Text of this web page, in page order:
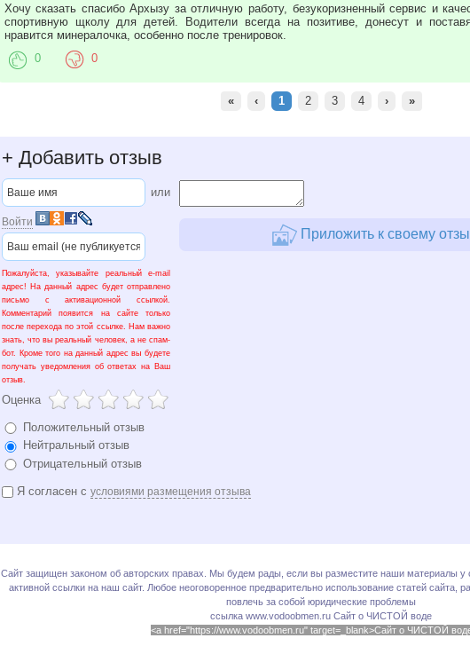
Хочу сказать спасибо Архызу за отличную работу, безукоризненный сервис и
спортивную щколу для детей. Водители всегда на позитиве, донесут и
нравится минералочка, особенно после тренировок.
0 0
« ‹ 1 2 3 4 › »
+ Добавить отзыв
или
Войти
Пожалуйста, указывайте реальный e-mail
адрес! На данный адрес будет отправлено
письмо с активационной ссылкой.
Комментарий появится на сайте только
после перехода по этой ссылке. Нам важно
знать, что вы реальный человек, а не спам-
бот. Кроме того на данный адрес вы будете
получать уведомления об ответах на Ваш
отзыв.
Оценка
Положительный отзыв
Нейтральный отзыв
Отрицательный отзыв
Приложить к своему
Я согласен с условиями размещения отзыва
Сайт защищен законом об авторских правах. Мы будем рады, если вы разместите наши материалы у
активной ссылки на наш сайт. Любое неоговоренное предварительно использование статей сайта,
повлечь за собой юридические проблемы
ссылка www.vodoobmen.ru Сайт о ЧИСТОЙ воде
<a href="https://www.vodoobmen.ru" target=_blank>Сайт о ЧИСТОЙ